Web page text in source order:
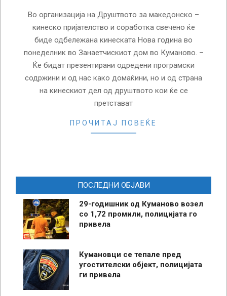
Во организација на Друштвото за македонско –
кинеско пријателство и соработка свечено ќе
биде одбележана кинеската Нова година во
понеделник во Занаетчискиот дом во Куманово. –
Ќе бидат презентирани одредени програмски
содржини и од нас како домаќини, но и од страна
на кинескиот дел од друштвото кои ќе се
претстават
ПРОЧИТАЈ ПОВЕЌЕ
ПОСЛЕДНИ ОБЈАВИ
29-годишник од Куманово возел
со 1,72 промили, полицијата го
привела
Кумановци се тепале пред
угостителски објект, полицијата
ги привела